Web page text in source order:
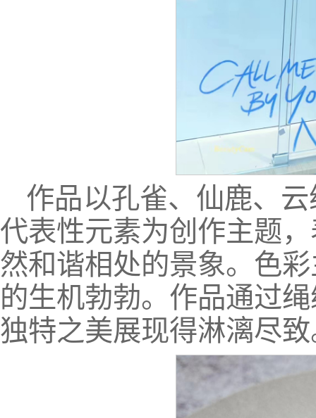
作品以孔雀、仙鹿、
代表性元素为创作主题
然和谐相处的景象。色
的生机勃勃。作品通过
独特之美展现得淋漓尽